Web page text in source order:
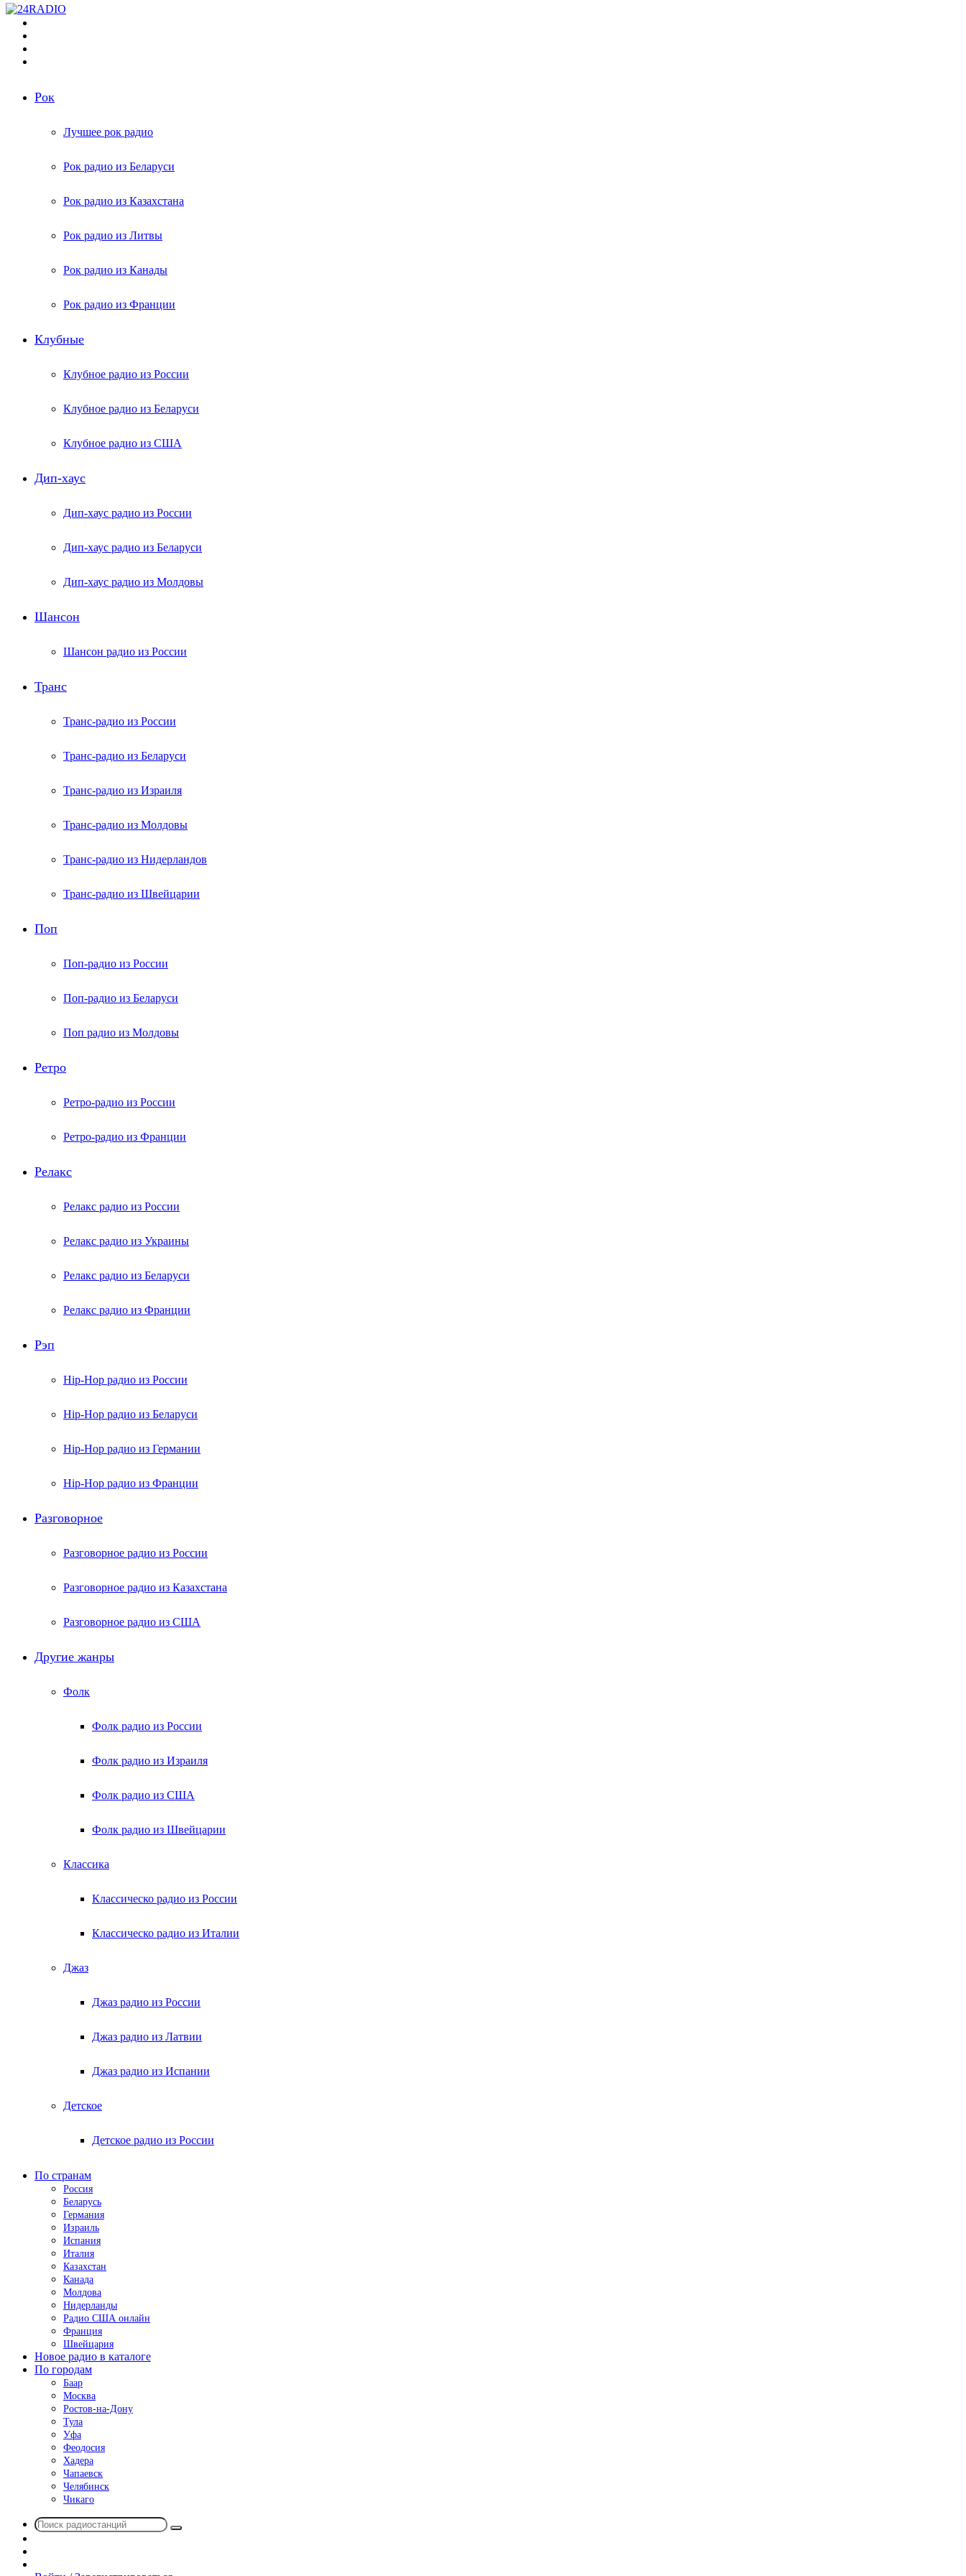
Рок
Лучшее рок радио
Рок радио из Беларуси
Рок радио из Казахстана
Рок радио из Литвы
Рок радио из Канады
Рок радио из Франции
Клубные
Клубное радио из России
Клубное радио из Беларуси
Клубное радио из США
Дип-хаус
Дип-хаус радио из России
Дип-хаус радио из Беларуси
Дип-хаус радио из Молдовы
Шансон
Шансон радио из России
Транс
Транс-радио из России
Транс-радио из Беларуси
Транс-радио из Израиля
Транс-радио из Молдовы
Транс-радио из Нидерландов
Транс-радио из Швейцарии
Поп
Поп-радио из России
Поп-радио из Беларуси
Поп радио из Молдовы
Ретро
Ретро-радио из России
Ретро-радио из Франции
Релакс
Релакс радио из России
Релакс радио из Украины
Релакс радио из Беларуси
Релакс радио из Франции
Рэп
Hip-Hop радио из России
Hip-Hop радио из Беларуси
Hip-Hop радио из Германии
Hip-Hop радио из Франции
Разговорное
Разговорное радио из России
Разговорное радио из Казахстана
Разговорное радио из США
Другие жанры
Фолк
Фолк радио из России
Фолк радио из Израиля
Фолк радио из США
Фолк радио из Швейцарии
Классика
Классическо радио из России
Классическо радио из Италии
Джаз
Джаз радио из России
Джаз радио из Латвии
Джаз радио из Испании
Детское
Детское радио из России
По странам
Россия
Беларусь
Германия
Израиль
Испания
Италия
Казахстан
Канада
Молдова
Нидерланды
Радио США онлайн
Франция
Швейцария
Новое радио в каталоге
По городам
Баар
Москва
Ростов-на-Дону
Тула
Уфа
Феодосия
Хадера
Чапаевск
Челябинск
Чикаго
Поиск